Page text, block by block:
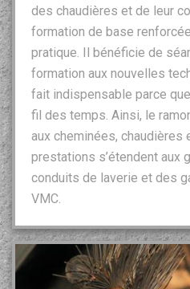
des chaudières et de leur
formation de base
pratique. Il bénéficie de
formation aux nouvelles
fait indispensable parce
fil des temps. Ainsi, le
aux cheminées, chaudières
prestations s’étendent aux
conduits de laverie et des
VMC.